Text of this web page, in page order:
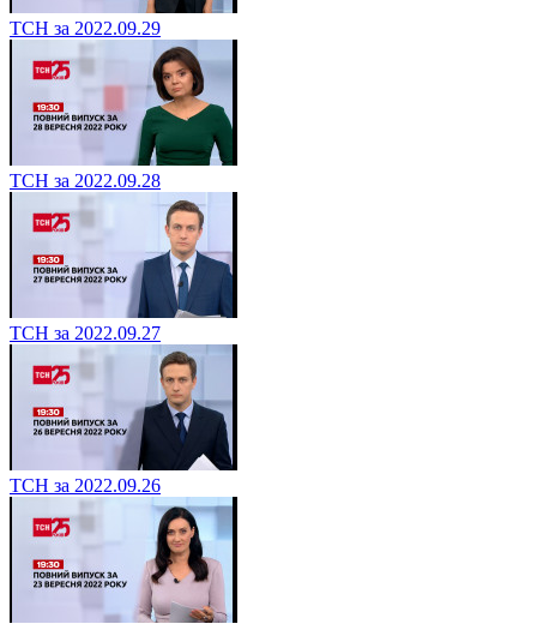
ТСН за 2022.09.29
ТСН за 2022.09.28
ТСН за 2022.09.27
ТСН за 2022.09.26